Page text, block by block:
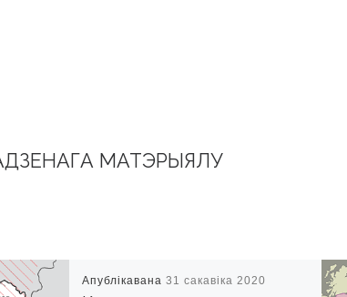
МАТЭРЫЯЛУ
Апублікавана 31 сакавіка 2020